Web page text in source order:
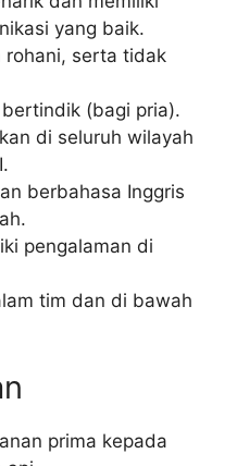
yang baik.
rohani, serta tidak
(bagi pria).
di seluruh wilayah
berbahasa Inggris
pengalaman di
tim dan di bawah
prima kepada